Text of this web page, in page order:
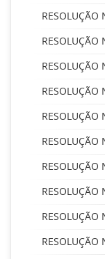
RESOLUÇÃO
RESOLUÇÃO
RESOLUÇÃO
RESOLUÇÃO
RESOLUÇÃO
RESOLUÇÃO
RESOLUÇÃO
RESOLUÇÃO
RESOLUÇÃO
RESOLUÇÃO